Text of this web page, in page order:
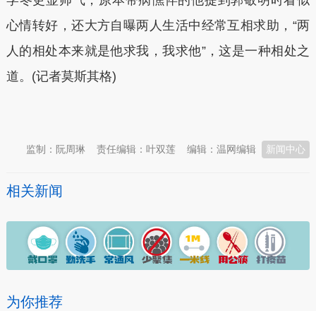
心情转好，还大方自曝两人生活中经常互相求助，“两
人的相处本来就是他求我，我求他”，这是一种相处之
道。(记者莫斯其格)
新闻中心
编辑：温网编辑
责任编辑：叶双莲
监制：阮周琳
相关新闻
为你推荐